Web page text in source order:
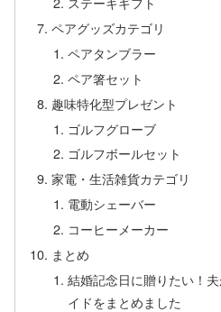
ペアグッズカテゴリ
ペアタンブラー
ペア箸セット
趣味特化型プレゼント
ゴルフグローブ
ゴルフボールセット
家電・生活雑貨カテゴリ
電動シェーバー
コーヒーメーカー
まとめ
結婚記念日に贈りたい！
イドをまとめました